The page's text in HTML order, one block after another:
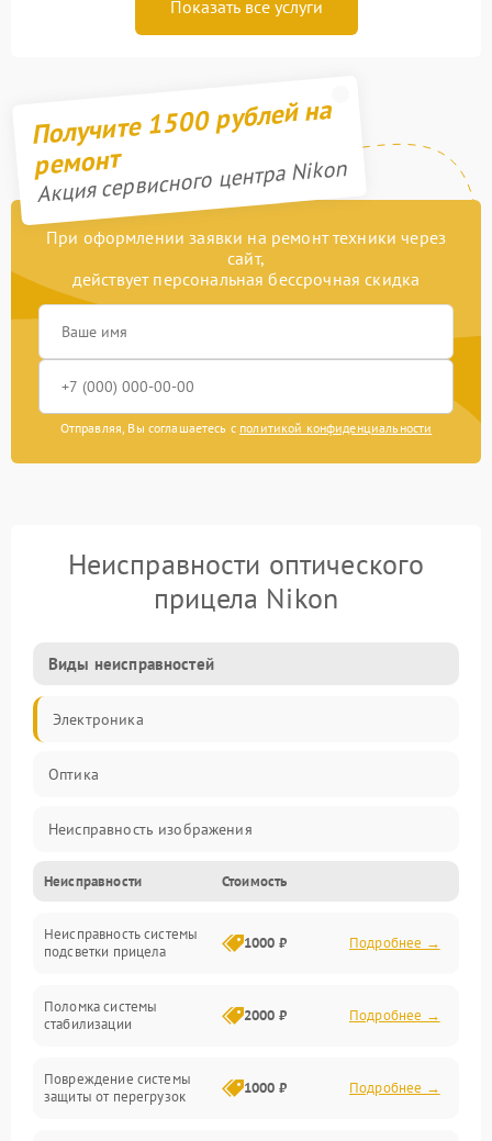
Показать все услуги
Получите 1500 рублей на
ремонт
Акция сервисного центра Nikon
При оформлении заявки на ремонт техники через
сайт,
действует персональная бессрочная скидка
Отправляя, Вы соглашаетесь с политикой конфиденциальности
Неисправности оптического
прицела Nikon
Виды неисправностей
Электроника
Оптика
Неисправность изображения
Механические повреждения
Неисправность фокусировки и оптики
Электропитание
Неисправности Стоимость
Неисправность системы
подсветки прицела
1000 ₽ Подробнее →
Поломка системы
стабилизации
2000 ₽ Подробнее →
Повреждение системы
защиты от перегрузок
1000 ₽ Подробнее →